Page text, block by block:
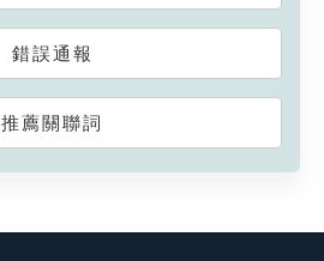
錯誤通報
推薦關聯詞